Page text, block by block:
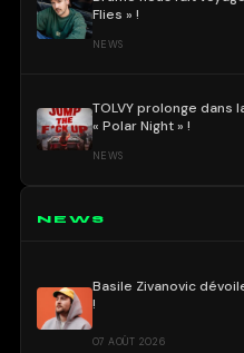
Flies » !
NEWS
TOLVY prolonge dans
« Polar Night » !
NEWS
NEWS
Basile Zivanovic dévoile
!
07 AOÛT 2026